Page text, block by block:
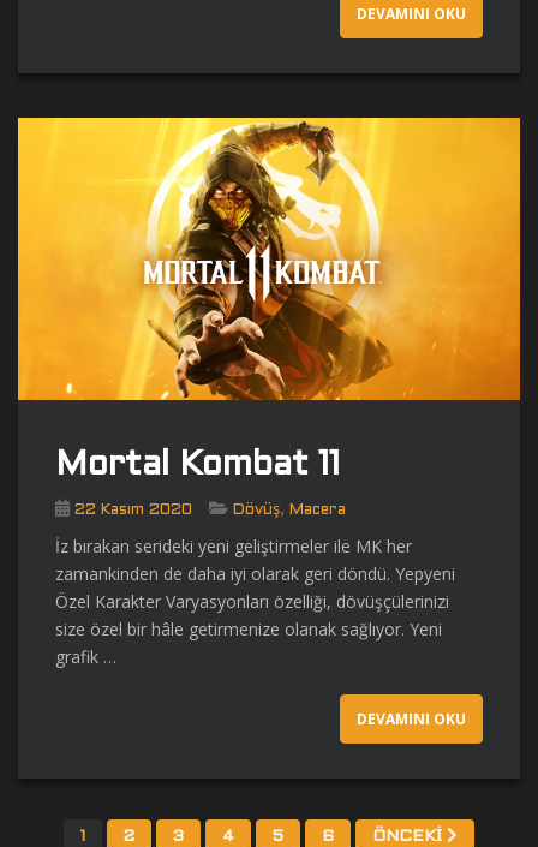
DEVAMINI OKU
Mortal Kombat 11
22 Kasım 2020 Dövüş, Macera
İz bırakan serideki yeni geliştirmeler ile MK her
zamankinden de daha iyi olarak geri döndü. Yepyeni
Özel Karakter Varyasyonları özelliği, dövüşçülerinizi
size özel bir hâle getirmenize olanak sağlıyor. Yeni
grafik …
DEVAMINI OKU
1 2 3 4 5 6 ÖNCEKI